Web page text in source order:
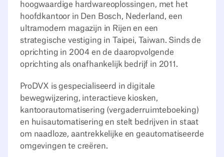
hoogwaardige hardwareoplossingen, met het
hoofdkantoor in Den Bosch, Nederland, een
ultramodern magazijn in Rijen en een
strategische vestiging in Taipei, Taiwan. Sinds de
oprichting in 2004 en de daaropvolgende
oprichting als onafhankelijk bedrijf in 2011.
ProDVX is gespecialiseerd in digitale
bewegwijzering, interactieve kiosken,
kantoorautomatisering (vergaderruimteboeking)
en huisautomatisering en stelt bedrijven in staat
om naadloze, aantrekkelijke en geautomatiseerde
omgevingen te creëren.